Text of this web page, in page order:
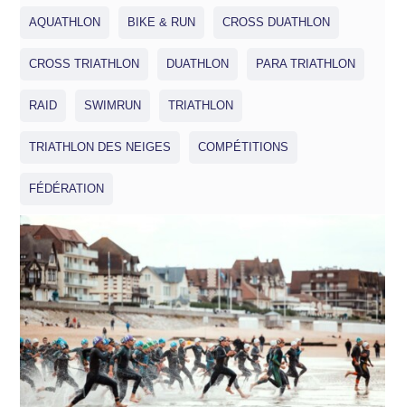
AQUATHLON BIKE & RUN CROSS DUATHLON
CROSS TRIATHLON DUATHLON PARA TRIATHLON
RAID SWIMRUN TRIATHLON
TRIATHLON DES NEIGES COMPÉTITIONS
FÉDÉRATION